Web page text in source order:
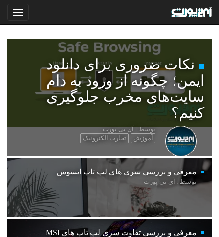
نکات ضروری برای دانلود
ایمن؛ چگونه از ورود به دام
سایت‌های مخرب جلوگیری
کنیم؟
توسط : آی تی پورت
آموزش
تجارت الکترونیک
معرفی و بررسی سری های لپ تاپ ایسوس
توسط : آی تی پورت
معرفی و بررسی تفاوت سری لپ تاپ های MSI